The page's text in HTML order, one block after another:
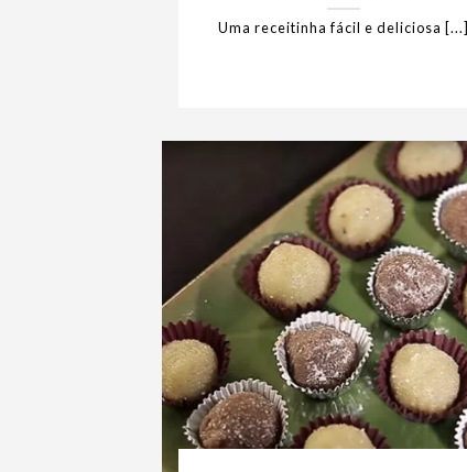
Uma receitinha fácil e deliciosa [...]